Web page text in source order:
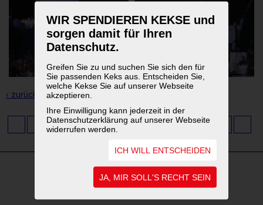
WIR SPENDIEREN KEKSE und
sorgen damit für Ihren
Datenschutz.
Greifen Sie zu und suchen Sie sich den für
Sie passenden Keks aus. Entscheiden Sie,
welche Kekse Sie auf unserer Webseite
akzeptieren.
Ihre Einwilligung kann jederzeit in der
Datenschutzerklärung auf unserer Webseite
widerrufen werden.
ICH WILL ENTSCHEIDEN
JA, MIR SOLL'S RECHT SEIN
‹ zurück zur Übersicht
... 3 4 5 6 7 8 9 10